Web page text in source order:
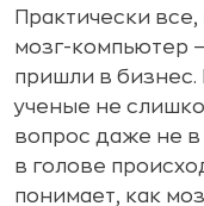
Практически
мозг-компьютер
пришли в бизнес.
ученые не
вопрос даже не в
в голове
понимает, как